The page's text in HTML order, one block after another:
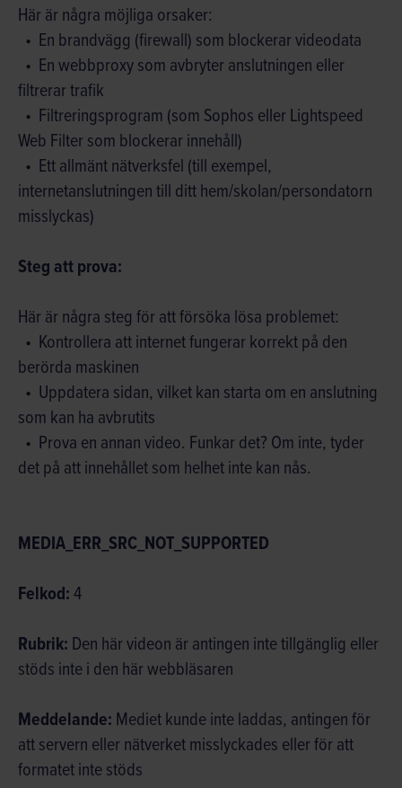
Här är några möjliga orsaker:
En brandvägg (firewall) som blockerar videodata
En webbproxy som avbryter anslutningen eller
filtrerar trafik
Filtreringsprogram (som Sophos eller Lightspeed
Web Filter som blockerar innehåll)
Ett allmänt nätverksfel (till exempel,
internetanslutningen till ditt hem/skolan/persondatorn
misslyckas)
Steg att prova:
Här är några steg för att försöka lösa problemet:
Kontrollera att internet fungerar korrekt på den
berörda maskinen
Uppdatera sidan, vilket kan starta om en anslutning
som kan ha avbrutits
Prova en annan video. Funkar det? Om inte, tyder
det på att innehållet som helhet inte kan nås.
MEDIA_ERR_SRC_NOT_SUPPORTED
Felkod:4
Rubrik: Den här videon är antingen inte tillgänglig eller
stöds inte i den här webbläsaren
Meddelande: Mediet kunde inte laddas, antingen för
att servern eller nätverket misslyckades eller för att
formatet inte stöds